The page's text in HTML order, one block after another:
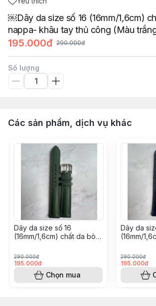
￼Dây da size số 16 (16mm/1,6cm)
nappa- khâu tay thủ công (Màu
195.000đ 290.000đ
Số lượng
Các sản phẩm, dịch vụ khác
￼Dây da size số 16
(16mm/1,6cm) chất da bò
(Màu xanh lá đậm)
290.000đ
195.000đ
Chọn mua
￼Dây da
(16mm/
(Màu xanh
290.000đ
195.000đ